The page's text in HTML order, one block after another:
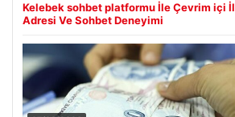
Kelebek sohbet platformu İle Çevrim içi
Adresi Ve Sohbet Deneyimi